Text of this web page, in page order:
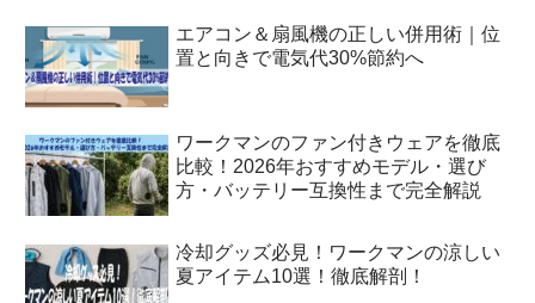
エアコン＆扇風機の正しい併用術｜位
置と向きで電気代30%節約へ
ワークマンのファン付きウェアを徹底
比較！2026年おすすめモデル・選び
方・バッテリー互換性まで完全解説
冷却グッズ必見！ワークマンの涼しい
夏アイテム10選！徹底解剖！